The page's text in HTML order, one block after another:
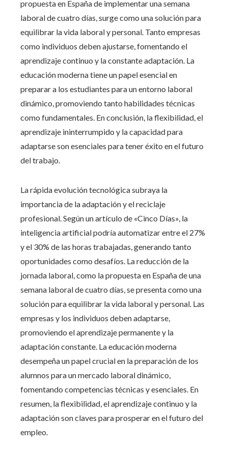
propuesta en España de implementar una semana
laboral de cuatro días, surge como una solución para
equilibrar la vida laboral y personal. Tanto empresas
como individuos deben ajustarse, fomentando el
aprendizaje continuo y la constante adaptación. La
educación moderna tiene un papel esencial en
preparar a los estudiantes para un entorno laboral
dinámico, promoviendo tanto habilidades técnicas
como fundamentales. En conclusión, la flexibilidad, el
aprendizaje ininterrumpido y la capacidad para
adaptarse son esenciales para tener éxito en el futuro
del trabajo.
La rápida evolución tecnológica subraya la
importancia de la adaptación y el reciclaje
profesional. Según un artículo de «Cinco Días», la
inteligencia artificial podría automatizar entre el 27%
y el 30% de las horas trabajadas, generando tanto
oportunidades como desafíos. La reducción de la
jornada laboral, como la propuesta en España de una
semana laboral de cuatro días, se presenta como una
solución para equilibrar la vida laboral y personal. Las
empresas y los individuos deben adaptarse,
promoviendo el aprendizaje permanente y la
adaptación constante. La educación moderna
desempeña un papel crucial en la preparación de los
alumnos para un mercado laboral dinámico,
fomentando competencias técnicas y esenciales. En
resumen, la flexibilidad, el aprendizaje continuo y la
adaptación son claves para prosperar en el futuro del
empleo.